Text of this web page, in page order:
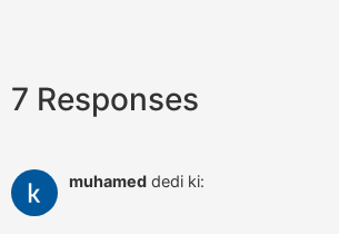
7 Responses
muhamed dedi ki: